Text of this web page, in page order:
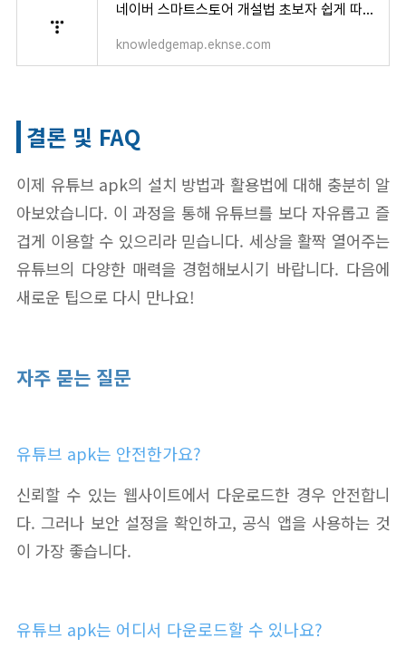
네이버 스마트스토어 개설법 초보자 쉽게 따라하는 가이드
knowledgemap.eknse.com
결론 및 FAQ
이제 유튜브 apk의 설치 방법과 활용법에 대해 충분히 알
아보았습니다. 이 과정을 통해 유튜브를 보다 자유롭고 즐
겁게 이용할 수 있으리라 믿습니다. 세상을 활짝 열어주는
유튜브의 다양한 매력을 경험해보시기 바랍니다. 다음에
새로운 팁으로 다시 만나요!
자주 묻는 질문
유튜브 apk는 안전한가요?
신뢰할 수 있는 웹사이트에서 다운로드한 경우 안전합니
다. 그러나 보안 설정을 확인하고, 공식 앱을 사용하는 것
이 가장 좋습니다.
유튜브 apk는 어디서 다운로드할 수 있나요?